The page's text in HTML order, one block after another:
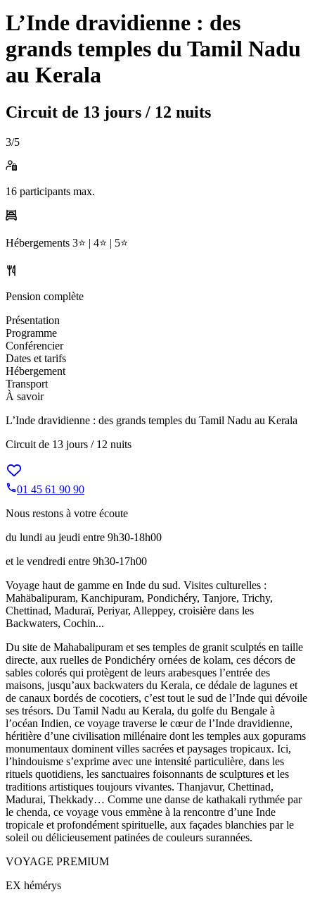
L’Inde dravidienne : des
grands temples du Tamil Nadu
au Kerala
Circuit de 13 jours / 12 nuits
3/5
16 participants max.
Hébergements 3⭐️ | 4⭐️ | 5⭐️
Pension complète
Présentation
Programme
Conférencier
Dates et tarifs
Hébergement
Transport
À savoir
L’Inde dravidienne : des grands temples du Tamil Nadu au Kerala
Circuit de 13 jours / 12 nuits
01 45 61 90 90
Nous restons à votre écoute
du lundi au jeudi entre 9h30-18h00
et le vendredi entre 9h30-17h00
Voyage haut de gamme en Inde du sud. Visites culturelles :
Mahäbalipuram, Kanchipuram, Pondichéry, Tanjore, Trichy,
Chettinad, Maduraï, Periyar, Alleppey, croisière dans les
Backwaters, Cochin...
Du site de Mahabalipuram et ses temples de granit sculptés en taille
directe, aux ruelles de Pondichéry ornées de kolam, ces décors de
sables colorés qui protègent de leurs arabesques l’entrée des
maisons, jusqu’aux backwaters du Kerala, ce dédale de lagunes et
de canaux bordés de cocotiers, c’est tout le sud de l’Inde qui dévoile
ses trésors. Du Tamil Nadu au Kerala, du golfe du Bengale à
l’océan Indien, ce voyage traverse le cœur de l’Inde dravidienne,
héritière d’une civilisation millénaire dont les temples aux gopurams
monumentaux dominent villes sacrées et paysages tropicaux. Ici,
l’hindouisme s’exprime avec une intensité particulière, dans les
rituels quotidiens, les sanctuaires foisonnants de sculptures et les
traditions artistiques toujours vivantes. Thanjavur, Chettinad,
Madurai, Thekkady… Comme une danse de kathakali rythmée par
le chenda, ce voyage vous emmène à la rencontre d’une Inde
tropicale et profondément spirituelle, aux façades blanchies par le
soleil ou délicieusement patinées de couleurs surannées.
VOYAGE PREMIUM
EX hémérys